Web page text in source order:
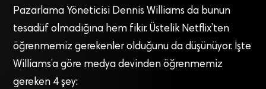
Pazarlama Yöneticisi Dennis Williams da bunun
tesadüf olmadığına hem fikir. Üstelik Netflix’ten
öğrenmemiz gerekenler olduğunu da düşünüyor. İşte
Williams’a göre medya devinden öğrenmemiz
gereken 4 şey: